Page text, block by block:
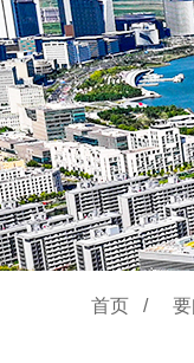
首页 /